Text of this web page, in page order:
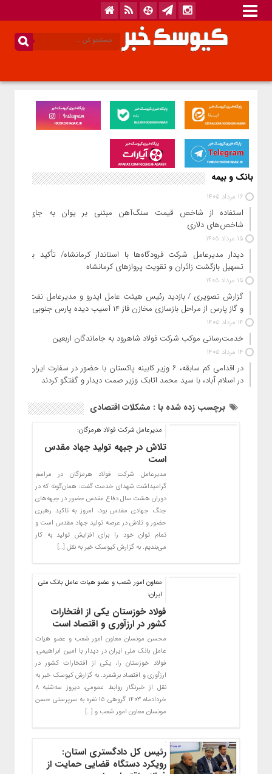
بانک و بیمه
16 مرداد 1405
استفاده از شاخص قیمت سنگ‌آهن مبتنی بر یوان به جای
شاخص‌های دلاری
15 مرداد 1405
دیدار مدیرعامل شرکت فرودگاه‌ها با استاندار کرمانشاه/ تأکید بر
تسهیل بازگشت زائران و تقویت پروازهای کرمانشاه
15 مرداد 1405
گزارش تصویری / بازدید رئیس هیئت عامل ایدرو و مدیرعامل نفت
و گاز پارس از مراحل بازسازی مخازن فاز ۱۴ آسیب دیده پارس جنوبی
14 مرداد 1405
خدمت‌رسانی موکب شرکت فولاد شاهرود به جاماندگان اربعین
14 مرداد 1405
در اقدامی کم سابقه، ۶ وزیر کابینه پاکستان با حضور در سفارت ایران
در اسلام آباد، با سید محمد اتابک وزیر صمت دیدار و گفتگو کردند
برچسب زده شده با : مشکلات اقتصادی
مدیرعامل شرکت فولاد هرمزگان:
تلاش در جبهه تولید جهاد مقدس
است
مدیرعامل شرکت فولاد هرمزگان در مراسم
گرامیداشت شهدای خدمت گفت: همان‌گونه که در
دوران هشت سال دفاع مقدس حضور در جبهه‌های
جنگ جهادی مقدس بود، امروز به تاکید رهبری
حضور و تلاش در عرصه تولید جهاد مقدس است و
تمام توان خود را برای افزایش تولید به کار
می‌بندیم. به گزارش کیوسک خبر به نقل […]
معاون امور شعب و عضو هیات عامل بانک ملی
ایران:
فولاد خوزستان یکی از افتخارات
کشور در ارزآوری و اقتصاد است
محسن مونسان معاون امور شعب و عضو هیات
عامل بانک ملی ایران در دیدار با امین ابراهیمی،
فولاد خوزستان را، یکی از افتخارات کشور در
ارزآوری و اقتصاد برشمرد. به گزارش کیوسک خبر به
نقل از خبرنگار روابط عمومی، دیروز سه‌شنبه ۸
خردادماه ۱۴۰۳ گروهی ۱۵ نفره به سرپرستی حسن
مونسان معاون امور شعب و […]
رئیس کل دادگستری استان:
رویکرد دستگاه قضایی حمایت از